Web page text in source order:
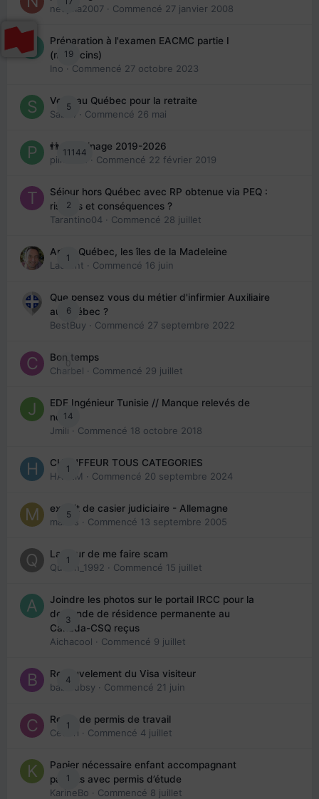
nedjma2007 · Commencé 27 janvier 2008
19
Préparation à l'examen EACMC partie I
(médecins)
Ino · Commencé 27 octobre 2023
5
Venir au Québec pour la retraite
Sab74
· Commencé 26 mai
11144
👬 Parrainage 2019-2026
piinoush · Commencé 22 février 2019
2
Séjour hors Québec avec RP obtenue via PEQ :
risques et conséquences ?
Tarantino04 · Commencé 28 juillet
1
Arte : Québec, les îles de la Madeleine
Laurent · Commencé 16 juin
6
Que pensez vous du métier d'infirmier Auxiliaire
au Québec ?
BestBuy · Commencé 27 septembre 2022
0
Bon temps
Charbel · Commencé 29 juillet
14
EDE Ingénieur Tunisie // Manque relevés de
note
Jmili · Commencé 18 octobre 2018
1
CHAUFFEUR TOUS CATEGORIES
HAZEM · Commencé 20 septembre 2024
5
extrait de casier judiciaire - Allemagne
maries · Commencé 13 septembre 2005
1
La peur de me faire scam
Queen_1992 · Commencé 15 juillet
3
Joindre les photos sur le portail IRCC pour la
demande de résidence permanente au
Canada-CSQ reçus
Aichacool · Commencé 9 juillet
4
Renouvelement du Visa visiteur
babibubsy · Commencé 21 juin
1
Refus de permis de travail
Cedbri · Commencé 4 juillet
1
Papier nécessaire enfant accompagnant
parents avec permis d’étude
KarineBo · Commencé 8 juillet